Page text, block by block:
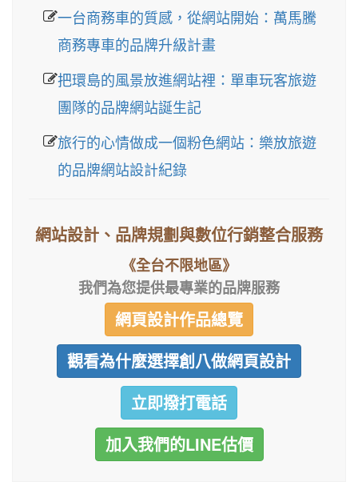
一台商務車的質感，從網站開始：萬馬騰
商務專車的品牌升級計畫
把環島的風景放進網站裡：單車玩客旅遊
團隊的品牌網站誕生記
旅行的心情做成一個粉色網站：樂放旅遊
的品牌網站設計紀錄
網站設計、品牌規劃與數位行銷整合服務
《全台不限地區》
我們為您提供最專業的品牌服務
網頁設計作品總覽
觀看為什麼選擇創八做網頁設計
立即撥打電話
加入我們的LINE估價